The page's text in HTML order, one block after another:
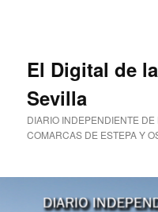
El Digital de
Sevilla
DIARIO INDEPENDIENTE
COMARCAS DE ESTEPA Y